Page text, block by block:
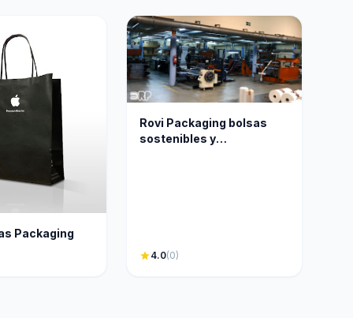
Packaging
Rovi Packaging bolsas
sostenibles y
star4.0(0)